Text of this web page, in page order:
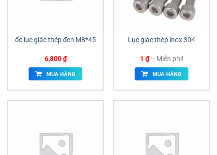
ốc lục giác thép đen M8*45
6,800₫
MUA HÀNG
Lục giác thép inox 304
1 ₫ – Miễn phí!Khoảng
từ
1 ₫
Miễn
MUA HÀNG